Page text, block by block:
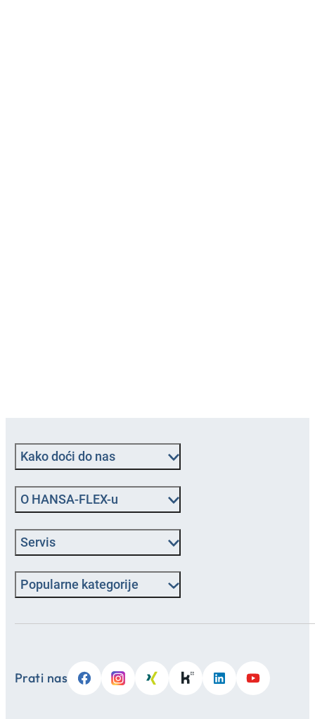
Kako doći do nas
O HANSA‑FLEX-u
Servis
Popularne kategorije
Prati nas